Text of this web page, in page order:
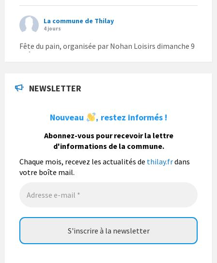
La commune de Thilay
4 jours
Fête du pain, organisée par Nohan Loisirs dimanche 9
août.
population mais également les visiteurs à son
bulletin municipal annuel en organisant un concours
photo gratuit OUVERT À TOUS.
Vous pouvez envoyer vos photo...Lire la suite
NEWSLETTER
Nouveau , restez informés !
Abonnez-vous pour recevoir la lettre
d'informations de la commune.
Chaque mois, recevez les actualités de thilay.frdans
votre boîte mail.